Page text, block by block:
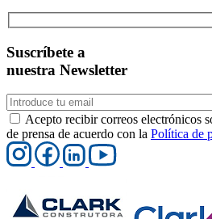
Suscríbete a
nuestra Newsletter
Acepto recibir correos electrónicos
de prensa de acuerdo con la Política de